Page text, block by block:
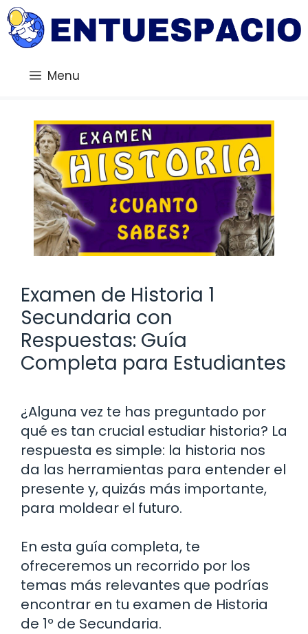
Saltar
al
contenido
Menu
Examen de Historia 1
Secundaria con
Respuestas: Guía
Completa para Estudiantes
¿Alguna vez te has preguntado por
qué es tan crucial estudiar historia? La
respuesta es simple: la historia nos
da las herramientas para entender el
presente y, quizás más importante,
para moldear el futuro.
En esta guía completa, te
ofreceremos un recorrido por los
temas más relevantes que podrías
encontrar en tu examen de Historia
de 1º de Secundaria.